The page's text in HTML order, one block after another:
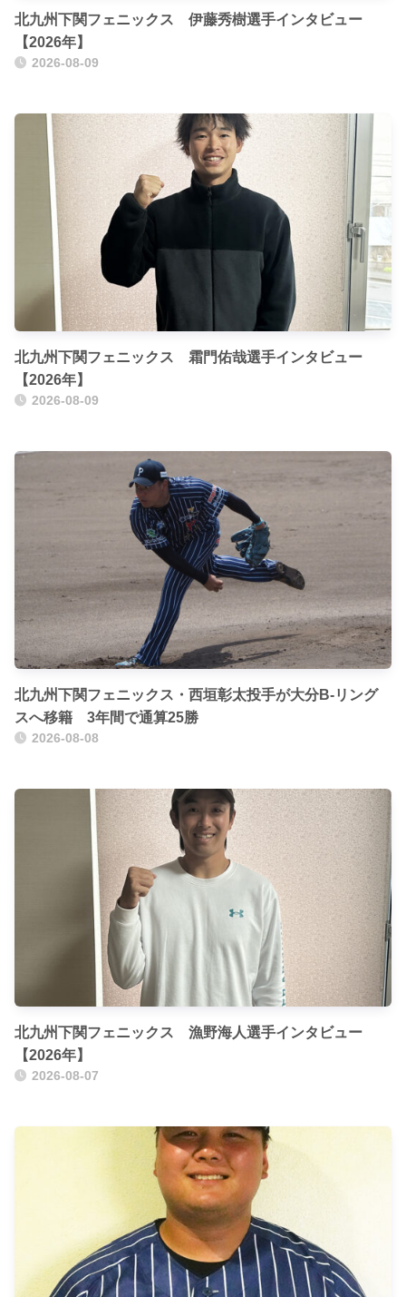
北九州下関フェニックス 伊藤秀樹選手インタビュー
【2026年】
2026-08-09
北九州下関フェニックス 霜門佑哉選手インタビュー
【2026年】
2026-08-09
北九州下関フェニックス・西垣彰太投手が大分B-リング
スへ移籍 3年間で通算25勝
2026-08-08
北九州下関フェニックス 漁野海人選手インタビュー
【2026年】
2026-08-07